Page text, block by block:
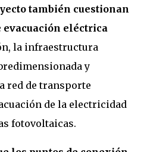
también cuestionan
evacuación eléctrica
la infraestructura
y
red de transporte
de la electricidad
fotovoltaicas.